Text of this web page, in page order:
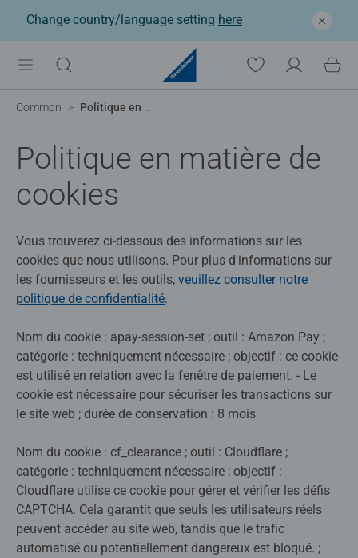
Change country/language setting here
Common Politique en matière de cookies
Politique en matière de
cookies
Vous trouverez ci-dessous des informations sur les
cookies que nous utilisons. Pour plus d'informations sur
les fournisseurs et les outils, veuillez consulter notre
politique de confidentialité.
Nom du cookie : apay-session-set ; outil : Amazon Pay ;
catégorie : techniquement nécessaire ; objectif : ce cookie
est utilisé en relation avec la fenêtre de paiement. - Le
cookie est nécessaire pour sécuriser les transactions sur
le site web ; durée de conservation : 8 mois
Nom du cookie : cf_clearance ; outil : Cloudflare ;
catégorie : techniquement nécessaire ; objectif :
Cloudflare utilise ce cookie pour gérer et vérifier les défis
CAPTCHA. Cela garantit que seuls les utilisateurs réels
peuvent accéder au site web, tandis que le trafic
automatisé ou potentiellement dangereux est bloqué. ;